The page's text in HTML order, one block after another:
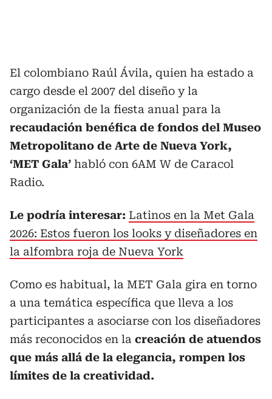
El colombiano Raúl Ávila, quien ha estado a
cargo desde el 2007 del diseño y la
organización de la fiesta anual para la
recaudación benéfica de fondos del Museo
Metropolitano de Arte de Nueva York,
‘MET Gala’ habló con 6AM W de Caracol
Radio.
Le podría interesar: Latinos en la Met Gala
2026: Estos fueron los looks y diseñadores en
la alfombra roja de Nueva York
Como es habitual, la MET Gala gira en torno
a una temática específica que lleva a los
participantes a asociarse con los diseñadores
más reconocidos en la creación de atuendos
que más allá de la elegancia, rompen los
límites de la creatividad.